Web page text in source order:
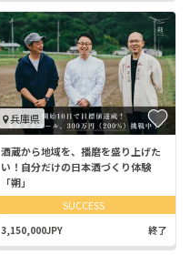
兵庫県
酒蔵から地域を、播磨を盛り上げた
い！自分だけの日本酒づくり体験
「朔」
SUCCESS
3,150,000JPY 終了